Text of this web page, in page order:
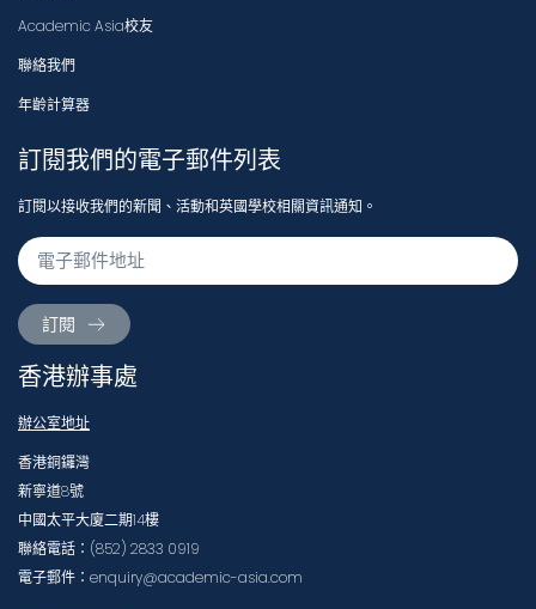
Academic Asia校友
聯絡我們
年齡計算器
訂閱我們的電子郵件列表
訂閱以接收我們的新聞、活動和英國學校相關資訊通知。
訂閱
香港辦事處
辦公室地址
香港銅鑼灣
新寧道8號
中國太平大廈二期14樓
聯絡電話：(852) 2833 0919
電子郵件：enquiry@academic-asia.com